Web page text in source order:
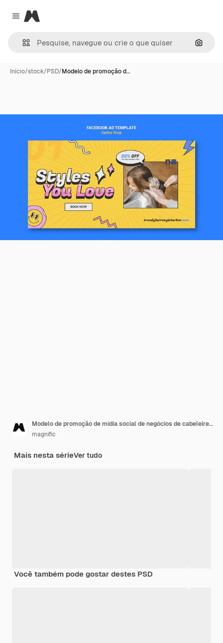
Close menu
Magnific
Início/stock/PSD/Modelo de promoção d…
Modelo de promoção de mídia social de negócios de cabeleireiro
magnific
Mais nesta sérieVer tudo
Você também pode gostar destes PSD